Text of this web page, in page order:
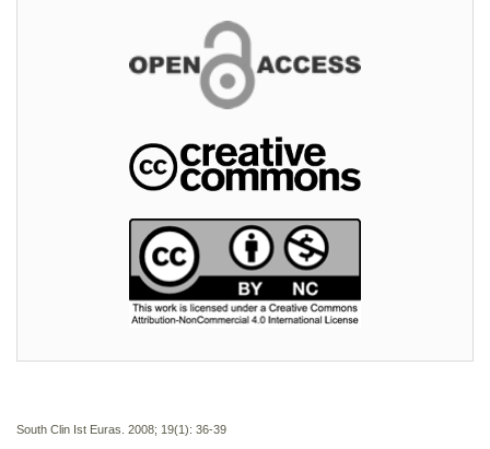
South Clin Ist Euras. 2008; 19(1): 36-39